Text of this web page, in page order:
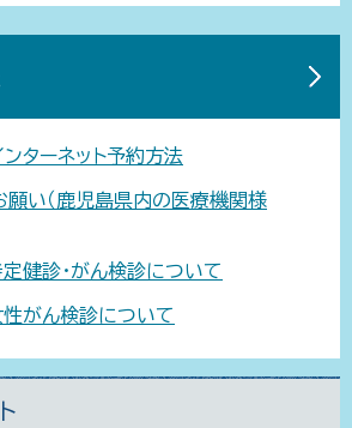
ターネット予約方法
願い（鹿児島県内の医療機関様
健診・がん検診について
がん検診について